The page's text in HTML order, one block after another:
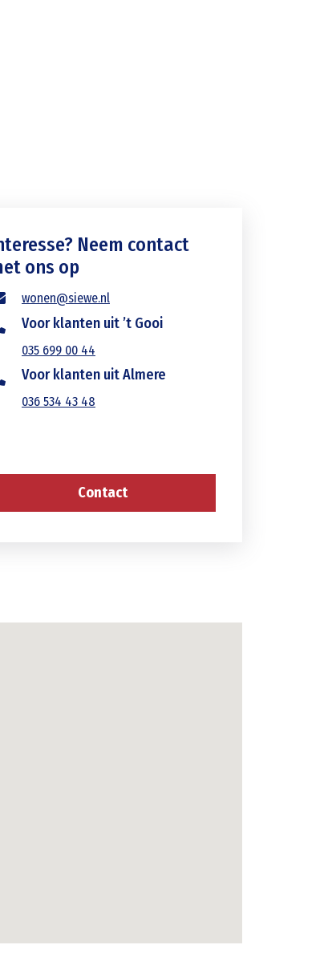
Neem contact
ons op
wonen@siewe.nl
Voor klanten uit ’t Gooi
035 699 00 44
Voor klanten uit Almere
036 534 43 48
Contact